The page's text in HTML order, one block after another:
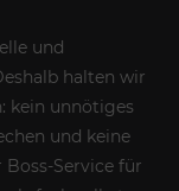
und
halten wir
kein unnötiges
und keine
Service für